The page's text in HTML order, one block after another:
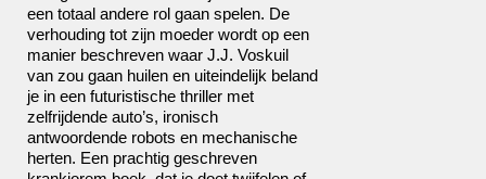
een totaal andere rol gaan spelen. De
verhouding tot zijn moeder wordt op een
manier beschreven waar J.J. Voskuil
van zou gaan huilen en uiteindelijk beland
je in een futuristische thriller met
zelfrijdende auto’s, ironisch
antwoordende robots en mechanische
herten. Een prachtig geschreven